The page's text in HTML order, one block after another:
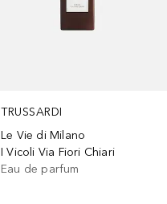
TRUSSARDI
Le Vie di Milano
I Vicoli Via Fiori Chiari
Eau de parfum